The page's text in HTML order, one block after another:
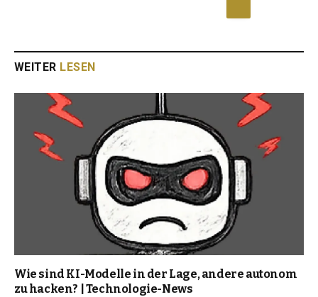
WEITER LESEN
Wie sind KI-Modelle in der Lage, andere autonom
zu hacken? | Technologie-News